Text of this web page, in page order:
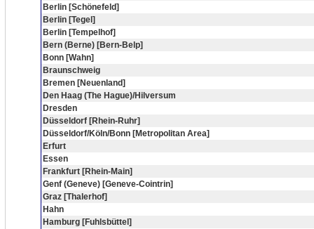
Berlin [Schönefeld]
Berlin [Tegel]
Berlin [Tempelhof]
Bern (Berne) [Bern-Belp]
Bonn [Wahn]
Braunschweig
Bremen [Neuenland]
Den Haag (The Hague)/Hilversum
Dresden
Düsseldorf [Rhein-Ruhr]
Düsseldorf/Köln/Bonn [Metropolitan Area]
Erfurt
Essen
Frankfurt [Rhein-Main]
Genf (Geneve) [Geneve-Cointrin]
Graz [Thalerhof]
Hahn
Hamburg [Fuhlsbüttel]